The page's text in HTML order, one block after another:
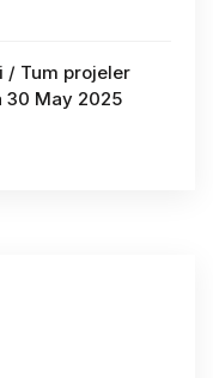
/ Tum projeler
30 May 2025